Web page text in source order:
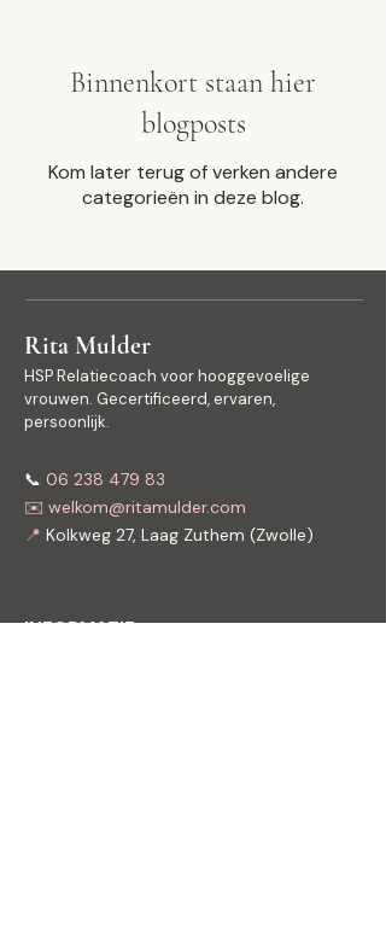
Binnenkort staan hier
blogposts
Kom later terug of verken andere
categorieën in deze blog.
Rita Mulder
HSP Relatiecoach voor hooggevoelige
vrouwen. Gecertificeerd, ervaren,
persoonlijk.
📞 06 238 479 83
✉️ welkom@ritamulder.com
📍 Kolkweg 27, Laag Zuthem (Zwolle)
INFORMATIE